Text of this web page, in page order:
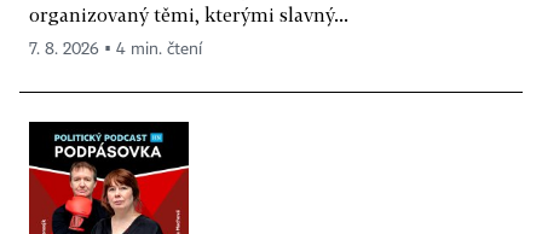
organizovaný těmi, kterými slavný...
7. 8. 2026 ▪ 4 min. čtení